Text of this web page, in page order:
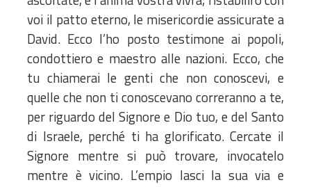
voi il patto eterno, le misericordie assicurate a
David. Ecco l’ho posto testimone ai popoli,
condottiero e maestro alle nazioni. Ecco, che
tu chiamerai le genti che non conoscevi, e
quelle che non ti conoscevano correranno a te,
per riguardo del Signore e Dio tuo, e del Santo
di Israele, perché ti ha glorificato. Cercate il
Signore mentre si può trovare, invocatelo
mentre è vicino. L’empio lasci la sua via e